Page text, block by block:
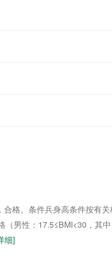
格。条件兵身高条件按有
男性：17.5≤BMI<30，其
细]